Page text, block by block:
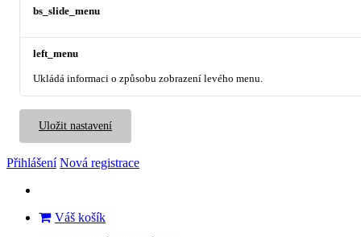
bs_slide_menu
left_menu
Ukládá informaci o způsobu zobrazení levého menu.
Uložit nastavení
Přihlášení Nová registrace
Váš košík